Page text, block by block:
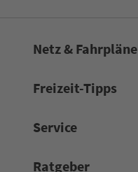
Netz & Fahrpläne
Frei­zeit-Tipps
Service
Rat­ge­ber